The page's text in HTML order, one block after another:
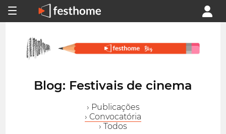
Blog: Festivais de cinema
› Publicações
› Convocatória
› Todos